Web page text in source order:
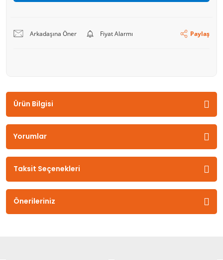
Arkadaşına Öner Fiyat Alarmı Paylaş
Ürün Bilgisi
Yorumlar
Taksit Seçenekleri
Önerileriniz